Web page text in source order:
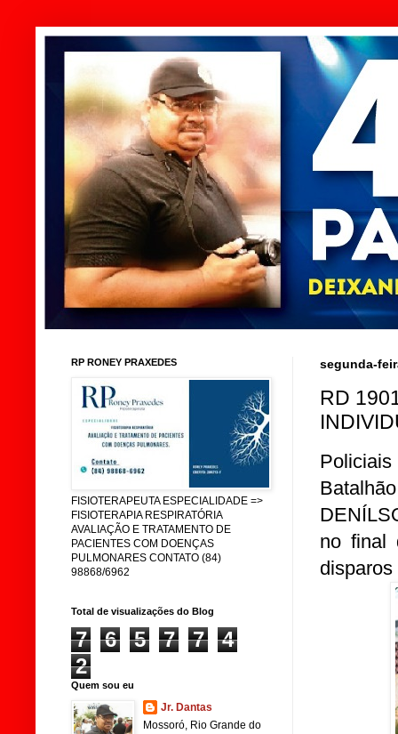
segunda-
RD
no final
RP RONEY PRAXEDES
FISIOTERAPEUTA ESPECIALIDADE =>
FISIOTERAPIA RESPIRATÓRIA
AVALIAÇÃO E TRATAMENTO DE
PACIENTES COM DOENÇAS
PULMONARES CONTATO (84)
98868/6962
Total de visualizações do Blog
7 6 5 7 7
4
2
Quem sou eu
Jr. Dantas
Mossoró, Rio Grande do